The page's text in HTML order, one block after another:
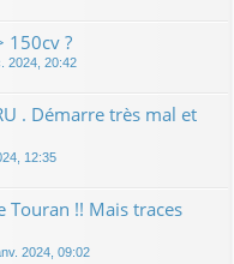
150cv ?
2024, 20:42
. Démarre très mal et
12:35
Touran !! Mais traces
2024, 09:02